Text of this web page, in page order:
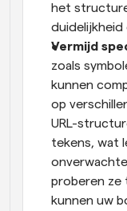
het
duidelijkheid
Vermijd
zoals
kunnen
op
URL-
tekens, wat
proberen ze
kunnen uw